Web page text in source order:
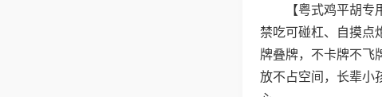
【粤式鸡平胡
禁吃可碰杠、自摸点
牌叠牌，不卡牌不飞
放不占空间，长辈小